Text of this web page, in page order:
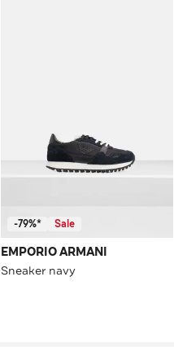
-79%* Sale
EMPORIO ARMANI
Sneaker navy